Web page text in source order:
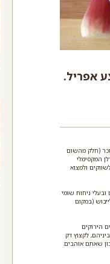
אפריל.
(חלק מהשום
המקסימלי
ולמצוא
ובעלי ניחוח שומי
(במקום
הירוקים
לקצוץ דק
שאתם אוהבים.